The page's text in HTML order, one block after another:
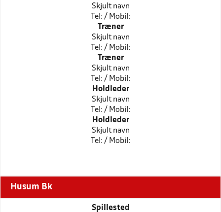
Skjult navn
Tel: / Mobil:
Træner
Skjult navn
Tel: / Mobil:
Træner
Skjult navn
Tel: / Mobil:
Holdleder
Skjult navn
Tel: / Mobil:
Holdleder
Skjult navn
Tel: / Mobil:
Husum Bk
Spillested